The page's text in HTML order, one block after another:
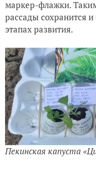
маркер-флажки.
рассады сохранится
этапах развития.
Пекинская капуста